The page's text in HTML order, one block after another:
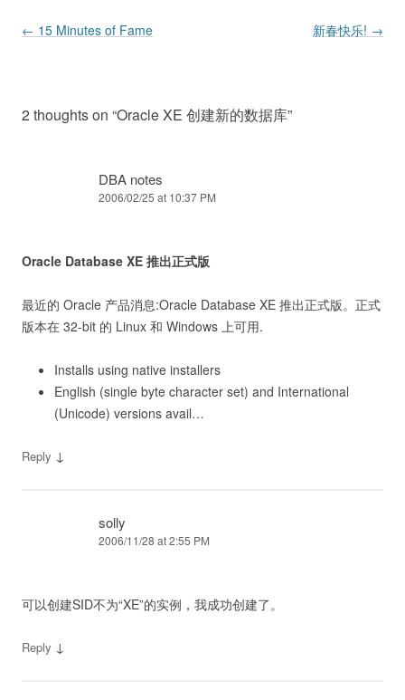
Post navigation
← 15 Minutes of Fame 新春快乐! →
2 thoughts on “Oracle XE 创建新的数据库”
DBA notes
2006/02/25 at 10:37 PM
Oracle Database XE 推出正式版
最近的 Oracle 产品消息:Oracle Database XE 推出正式版。正式
版本在 32-bit 的 Linux 和 Windows 上可用.
Installs using native installers
English (single byte character set) and International
(Unicode) versions avail…
Reply ↓
solly
2006/11/28 at 2:55 PM
可以创建SID不为“XE”的实例，我成功创建了。
Reply ↓